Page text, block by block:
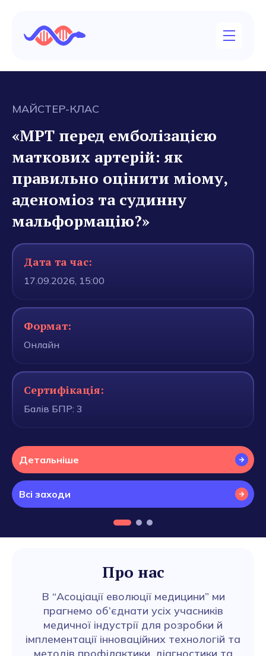
МАЙСТЕР-КЛАС
«МРТ перед емболізацією
маткових артерій: як
правильно оцінити міому,
аденоміоз та судинну
мальформацію?»
Дата та час:
17.09.2026, 15:00
Формат:
Онлайн
Сертифікація:
Балів БПР: 3
Детальніше
Всі заходи
Про нас
В “Асоціації еволюції медицини” ми
прагнемо об’єднати усіх учасників
медичної індустрії для розробки й
імплементації інноваційних технологій та